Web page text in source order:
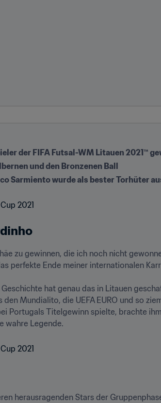
der FIFA Futsal-WM Litauen 2021™
und den Bronzenen Ball
Sarmiento wurde als bester Torhüter
zu gewinnen, die ich noch nicht
perfekte Ende meiner internationalen
hat genau das in Litauen
Mundialito, die UEFA EURO und so
Portugals Titelgewinn spielte, brachte
wahre Legende.
herausragenden Stars der